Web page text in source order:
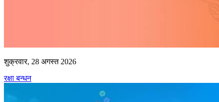
शुक्रवार, 28 अगस्त 2026
रक्षा बन्धन